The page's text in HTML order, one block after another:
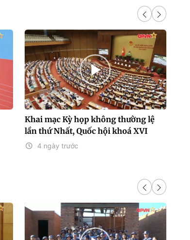
Khai mạc Kỳ họp không thường lệ
lần thứ Nhất, Quốc hội khoá XVI
4 ngày trước